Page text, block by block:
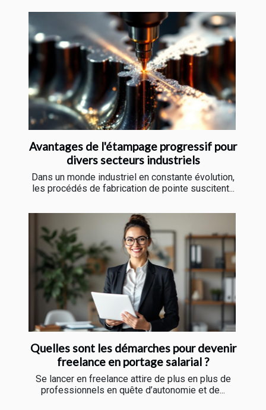
Avantages de l'étampage progressif pour
divers secteurs industriels
Dans un monde industriel en constante évolution,
les procédés de fabrication de pointe suscitent...
Quelles sont les démarches pour devenir
freelance en portage salarial ?
Se lancer en freelance attire de plus en plus de
professionnels en quête d’autonomie et de...